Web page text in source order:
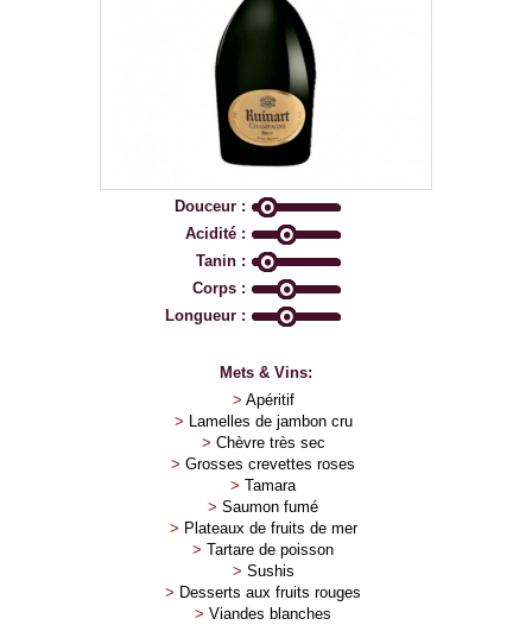
Douceur :
Acidité :
Tanin :
Corps :
Longueur :
Mets & Vins:
> Apéritif
>
Lamelles de jambon cru
> Chèvre très sec
> Grosses crevettes roses
> Tamara
> Saumon fumé
> Plateaux de fruits de mer
> Tartare de poisson
> Sushis
> Desserts aux fruits rouges
> Viandes blanches